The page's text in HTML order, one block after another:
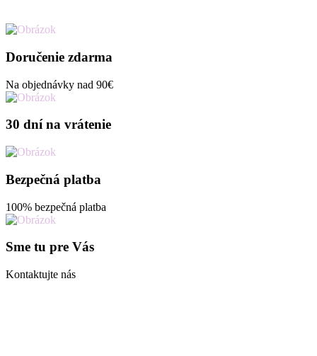
Doručenie zdarma
Na objednávky nad 90€
30 dní na vrátenie
Bezpečná platba
100% bezpečná platba
Sme tu pre Vás
Kontaktujte nás